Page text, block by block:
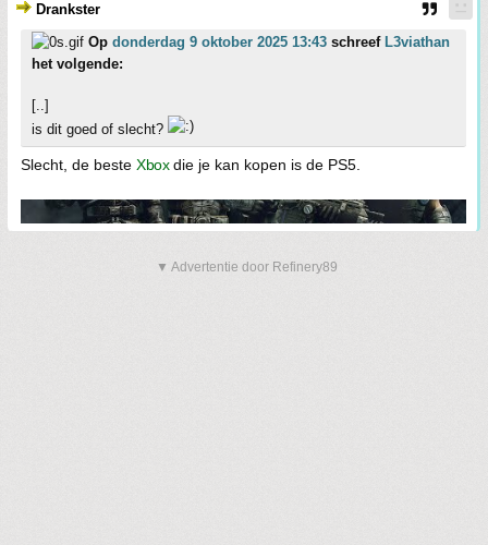
Drankster
Op donderdag 9 oktober 2025 13:43 schreef L3viathan
het volgende:
[..]
is dit goed of slecht?
Slecht, de beste Xboxdie je kan kopen is de PS5.
▼ Advertentie door Refinery89